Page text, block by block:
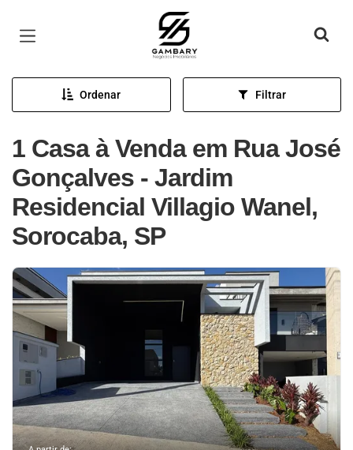
Página inicial
Ordenar Filtrar
1 Casa à Venda em Rua José
Gonçalves - Jardim
Residencial Villagio Wanel,
Sorocaba, SP